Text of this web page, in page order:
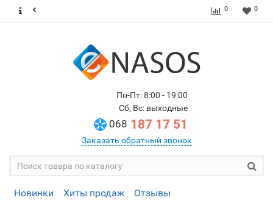
0 0
Пн-Пт: 8:00 - 19:00
Сб, Вс: выходные
068 187 17 51
Заказать обратный звонок
Новинки Хиты продаж Отзывы